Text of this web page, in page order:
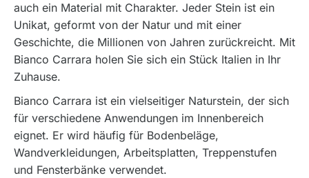
auch ein Material mit Charakter. Jeder Stein ist ein
Unikat, geformt von der Natur und mit einer
Geschichte, die Millionen von Jahren zurückreicht. Mit
Bianco Carrara holen Sie sich ein Stück Italien in Ihr
Zuhause.
Bianco Carrara ist ein vielseitiger Naturstein, der sich
für verschiedene Anwendungen im Innenbereich
eignet. Er wird häufig für Bodenbeläge,
Wandverkleidungen, Arbeitsplatten, Treppenstufen
und Fensterbänke verwendet.